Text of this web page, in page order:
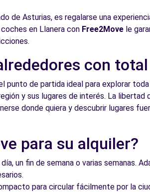
de Asturias, es regalarse una
en Llanera con Free2Move le
con
punto de partida ideal para explorar
y sus lugares de interés. La
donde quiera y descubrir lugares
para su alquiler?
un fin de semana o varias semanas.
para circular fácilmente por la